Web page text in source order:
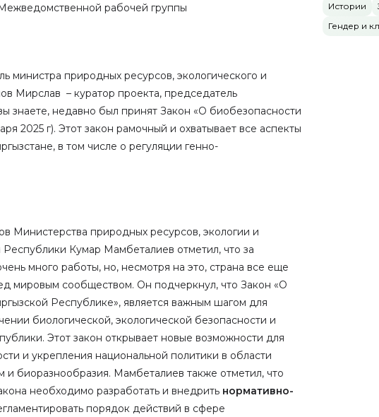
рабочей группы
министра природных ресурсов, экологического и
Мирслав – куратор проекта, председатель
знаете, недавно был принят Закон «О биобезопасности
2025 г). Этот закон рамочный и охватывает все аспекты
в том числе о регуляции генно-
Министерства природных ресурсов, экологии и
Республики Кумар Мамбеталиев отметил, что за
много работы, но, несмотря на это, страна все еще
мировым сообществом. Он подчеркнул, что Закон «О
Республике», является важным шагом для
биологической, экологической безопасности и
Этот закон открывает новые возможности для
и укрепления национальной политики в области
и биоразнообразия. Мамбеталиев также отметил, что
необходимо разработать и внедрить нормативно-
порядок действий в сфере
Истории
Гендер и